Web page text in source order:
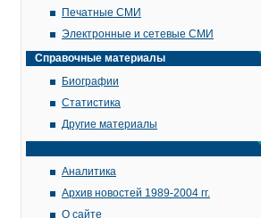
Печатные СМИ
Электронные и сетевые СМИ
Справочные материалы
Биографии
Статистика
Другие материалы
Аналитика
Архив новостей 1989-2004 гг.
О сайте